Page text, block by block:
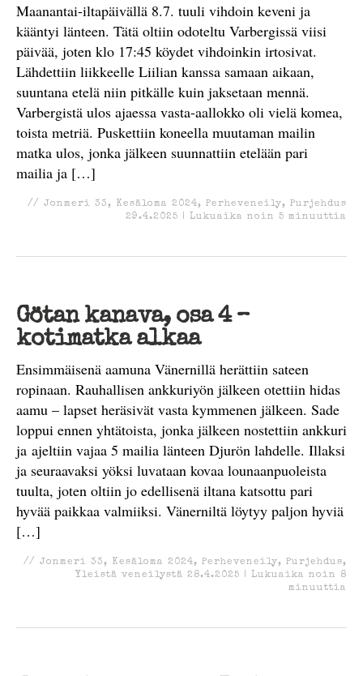
Maanantai-iltapäivällä 8.7. tuuli vihdoin keveni ja
kääntyi länteen. Tätä oltiin odoteltu Varbergissä viisi
päivää, joten klo 17:45 köydet vihdoinkin irtosivat.
Lähdettiin liikkeelle Liilian kanssa samaan aikaan,
suuntana etelä niin pitkälle kuin jaksetaan mennä.
Varbergistä ulos ajaessa vasta-aallokko oli vielä komea,
toista metriä. Puskettiin koneella muutaman mailin
matka ulos, jonka jälkeen suunnattiin etelään pari
mailia ja […]
// Jonmeri 33, Kesäloma 2024, Perheveneily, Purjehdus
29.4.2025 | Lukuaika noin 5 minuuttia
Götan kanava, osa 4 –
kotimatka alkaa
Ensimmäisenä aamuna Vänernillä herättiin sateen
ropinaan. Rauhallisen ankkuriyön jälkeen otettiin hidas
aamu – lapset heräsivät vasta kymmenen jälkeen. Sade
loppui ennen yhtätoista, jonka jälkeen nostettiin ankkuri
ja ajeltiin vajaa 5 mailia länteen Djurön lahdelle. Illaksi
ja seuraavaksi yöksi luvataan kovaa lounaanpuoleista
tuulta, joten oltiin jo edellisenä iltana katsottu pari
hyvää paikkaa valmiiksi. Vänerniltä löytyy paljon hyviä
[…]
// Jonmeri 33, Kesäloma 2024, Perheveneily, Purjehdus,
Yleistä veneilystä 28.4.2025 | Lukuaika noin
8
minuuttia